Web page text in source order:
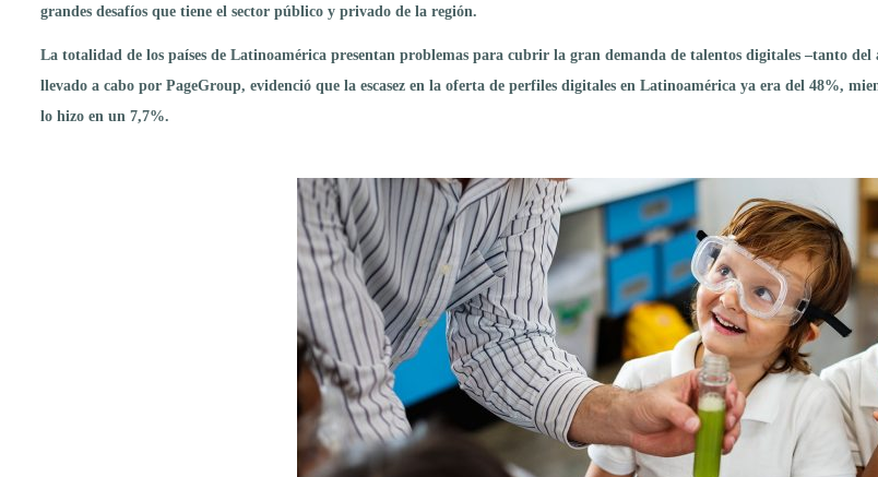
grandes desafíos que tiene el sector público y privado de la región.
La totalidad de los países de Latinoamérica presentan problemas para cubrir la gran demanda de talentos digitales –tanto
llevado a cabo por PageGroup, evidenció que la escasez en la oferta de perfiles digitales en Latinoamérica ya era del 48%,
lo hizo en un 7,7%.